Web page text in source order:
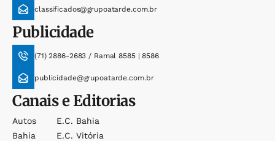
classificados@grupoatarde.com.br
Publicidade
(71) 2886-2683 / Ramal 8585 | 8586
publicidade@grupoatarde.com.br
Canais e Editorias
Autos
Bahia
E.c. Bahia
E.c. Vitória